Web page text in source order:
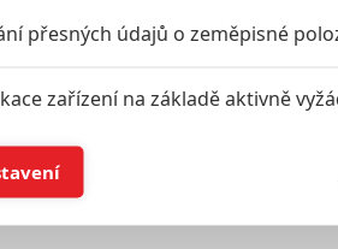
přesných údajů o zeměpisné
zařízení na základě aktivně
a/nebo přístup k informacím v
založená na omezených údajích a